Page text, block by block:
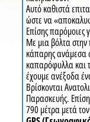
Αυτό καθιστά
ώστε να
Επίσης
Με μια βόλτα στην
κάπαρης ανάμεσα
καπαρόφυλλα και
έχουμε ανέξοδα
Βρίσκονται
Παρασκευής.
790 μέτρα μετά